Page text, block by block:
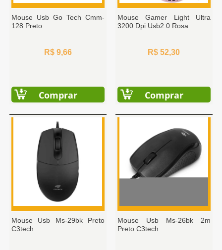
Mouse Usb Go Tech Cmm-
128 Preto
R$ 9,66
Comprar
Mouse Gamer Light Ultra
3200 Dpi Usb2.0 Rosa
R$ 52,30
Comprar
Mouse Usb Ms-29bk Preto
C3tech
Mouse Usb Ms-26bk 2m
Preto C3tech